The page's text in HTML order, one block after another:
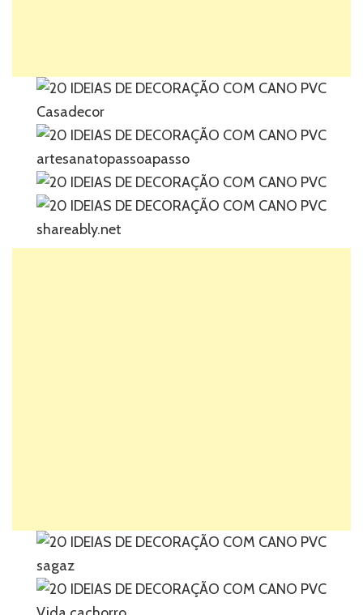
Casadecor
artesanatopassoapasso
shareably.net
sagaz